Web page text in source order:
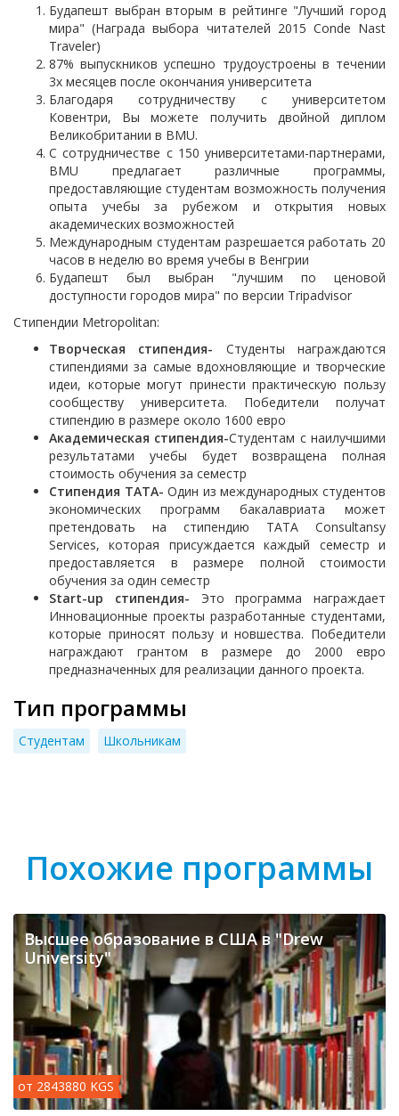
Будапешт выбран вторым в рейтинге "Лучший город
мира" (Награда выбора читателей 2015 Conde Nast
Traveler)
87% выпускников успешно трудоустроены в течении
3х месяцев после окончания университета
Благодаря сотрудничеству с университетом
Ковентри, Вы можете получить двойной диплом
Великобритании в BMU.
С сотрудничестве с 150 университетами-партнерами,
BMU предлагает различные программы,
предоставляющие студентам возможность получения
опыта учебы за рубежом и открытия новых
академических возможностей
Международным студентам разрешается работать 20
часов в неделю во время учебы в Венгрии
Будапешт был выбран "лучшим по ценовой
доступности городов мира" по версии Tripadvisor
Стипендии Metropolitan:
Творческая стипендия- Студенты награждаются
стипендиями за самые вдохновляющие и творческие
идеи, которые могут принести практическую пользу
сообществу университета. Победители получат
стипендию в размере около 1600 евро
Академическая стипендия-Студентам с наилучшими
результатами учебы будет возвращена полная
стоимость обучения за семестр
Стипендия ТАТА-Один из международных студентов
экономических программ бакалавриата может
претендовать на стипендию TATA Consultansy
Services, которая присуждается каждый семестр и
предоставляется в размере полной стоимости
обучения за один семестр
Start-up стипендия- Это программа награждает
Инновационные проекты разработанные студентами,
которые приносят пользу и новшества. Победители
награждают грантом в размере до 2000 евро
предназначенных для реализации данного проекта.
Тип программы
Студентам Школьникам
Похожие программы
Высшее образование в США в "Drew
University"
от 2843880 KGS